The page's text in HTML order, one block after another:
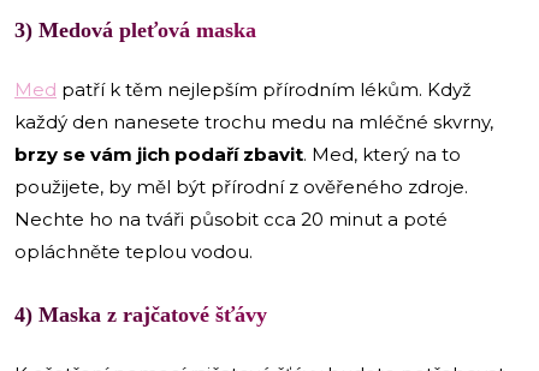
3) Medová pleťová maska
Med patří k těm nejlepším přírodním lékům. Když
každý den nanesete trochu medu na mléčné skvrny,
brzy se vám jich podaří zbavit. Med, který na to
použijete, by měl být přírodní z ověřeného zdroje.
Nechte ho na tváři působit cca 20 minut a poté
opláchněte teplou vodou.
4) Maska z rajčatové šťávy